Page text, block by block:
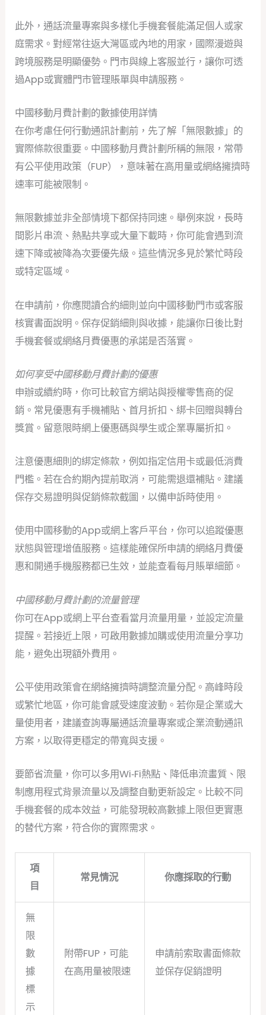
此外，通話流量專案與多樣化手機套餐能滿足個人或家
庭需求。對經常往返大灣區或內地的用家，國際漫遊與
跨境服務是明顯優勢。門市與線上客服並行，讓你可透
過App或實體門市管理賬單與申請服務。
中國移動月費計劃的數據使用詳情
在你考慮任何行動通訊計劃前，先了解「無限數據」的
實際條款很重要。中國移動月費計劃所稱的無限，常帶
有公平使用政策（FUP），意味著在高用量或網絡擁擠時
速率可能被限制。
無限數據並非全部情境下都保持同速。舉例來說，長時
間影片串流、熱點共享或大量下載時，你可能會遇到流
速下降或被降為次要優先級。這些情況多見於繁忙時段
或特定區域。
在申請前，你應閱讀合約細則並向中國移動門市或客服
核實書面說明。保存促銷細則與收據，能讓你日後比對
手機套餐或網絡月費優惠的承諾是否落實。
如何享受中國移動月費計劃的優惠
申辦或續約時，你可比較官方網站與授權零售商的促
銷。常見優惠有手機補貼、首月折扣、綁卡回贈與轉台
獎賞。留意限時網上優惠碼與學生或企業專屬折扣。
注意優惠細則的綁定條款，例如指定信用卡或最低消費
門檻。若在合約期內提前取消，可能需退還補貼。建議
保存交易證明與促銷條款截圖，以備申訴時使用。
使用中國移動的App或網上客戶平台，你可以追蹤優惠
狀態與管理增值服務。這樣能確保所申請的網絡月費優
惠和開通手機服務都已生效，並能查看每月賬單細節。
中國移動月費計劃的流量管理
你可在App或網上平台查看當月流量用量，並設定流量
提醒。若接近上限，可啟用數據加購或使用流量分享功
能，避免出現額外費用。
公平使用政策會在網絡擁擠時調整流量分配。高峰時段
或繁忙地區，你可能會感受速度波動。若你是企業或大
量使用者，建議查詢專屬通話流量專案或企業流動通訊
方案，以取得更穩定的帶寬與支援。
要節省流量，你可以多用Wi‑Fi熱點、降低串流畫質、限
制應用程式背景流量以及調整自動更新設定。比較不同
手機套餐的成本效益，可能發現較高數據上限但更實惠
的替代方案，符合你的實際需求。
項
目
常見情況 你應採取的行動
無
限
數
據
標
示
附帶FUP，可能
在高用量被限速
申請前索取書面條款
並保存促銷證明